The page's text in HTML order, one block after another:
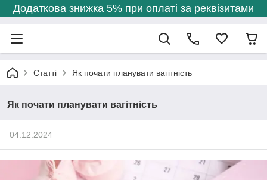
Додаткова знижка 5% при оплаті за реквізитами
Статті Як почати планувати вагітність
Як почати планувати вагітність
04.12.2024